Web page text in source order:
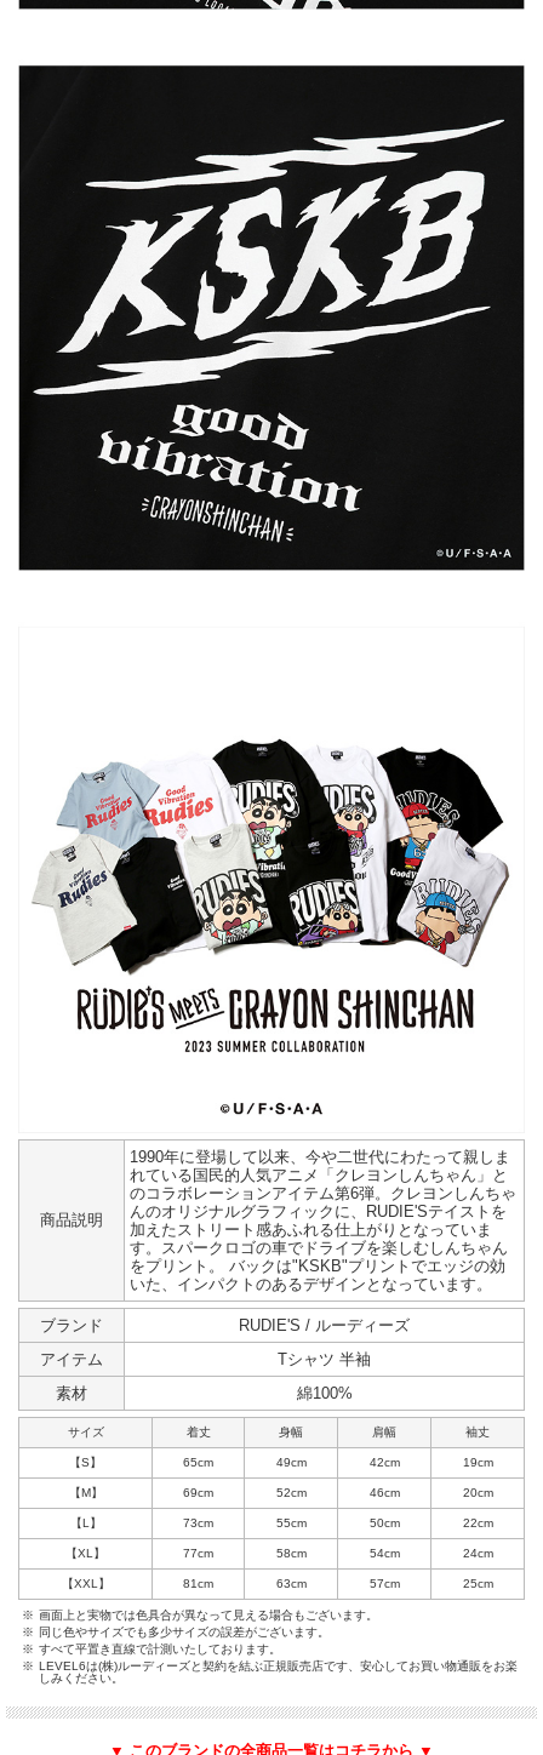
商品説明
1990年に登場して以来、今や二世代にわたって親しま
れている国民的人気アニメ「クレヨンしんちゃん」と
のコラボレーションアイテム第6弾。クレヨンしんちゃ
んのオリジナルグラフィックに、RUDIE'Sテイストを
加えたストリート感あふれる仕上がりとなっていま
す。スパークロゴの車でドライブを楽しむしんちゃん
をプリント。 バックは"KSKB"プリントでエッジの効
いた、インパクトのあるデザインとなっています。
ブランド
RUDIE'S / ルーディーズ
アイテム
Tシャツ 半袖
素材
綿100%
サイズ 着丈 身幅 肩幅 袖丈
【S】 65cm 49cm 42cm 19cm
【M】 69cm 52cm 46cm 20cm
【L】 73cm 55cm 50cm 22cm
【XL】 77cm 58cm 54cm 24cm
【XXL】 81cm 63cm 57cm 25cm
※ 画面上と実物では色具合が異なって見える場合もございます。
※
同じ色やサイズでも多少サイズの誤差がございます。
※ すべて平置き直線で計測いたしております。
※ LEVEL6は(株)ルーディーズと契約を結ぶ正規販売店です、安心してお買い物通販をお楽
しみください。
▼ このブランドの全商品一覧はコチラから ▼